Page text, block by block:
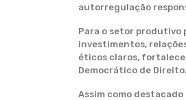
autorregulação
Para o setor produtivo
investimentos,
éticos claros,
Democrático de Direito.
Assim como